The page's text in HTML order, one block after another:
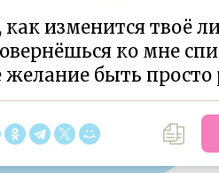
изменится твоё
ко мне
быть просто